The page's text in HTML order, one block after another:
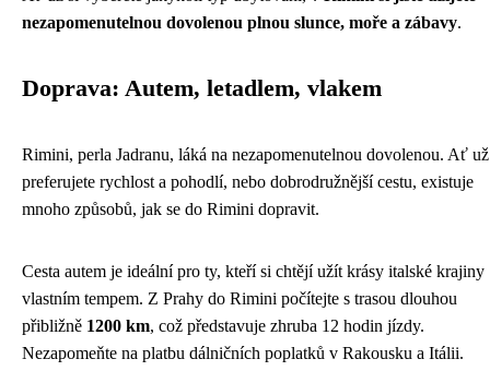
nezapomenutelnou dovolenou plnou slunce, moře a zábavy.
Doprava: Autem, letadlem, vlakem
Rimini, perla Jadranu, láká na nezapomenutelnou dovolenou. Ať už
preferujete rychlost a pohodlí, nebo dobrodružnější cestu, existuje
mnoho způsobů, jak se do Rimini dopravit.
Cesta autem je ideální pro ty, kteří si chtějí užít krásy italské krajiny
vlastním tempem. Z Prahy do Rimini počítejte s trasou dlouhou
přibližně 1200 km, což představuje zhruba 12 hodin jízdy.
Nezapomeňte na platbu dálničních poplatků v Rakousku a Itálii.